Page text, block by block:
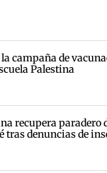
campaña de
Palestina
recupera paradero
tras denuncias de